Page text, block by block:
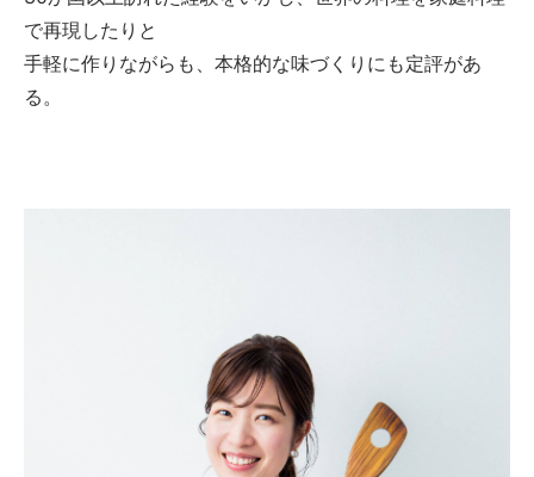
で再現したりと
手軽に作りながらも、本格的な味づくりにも定評があ
る。